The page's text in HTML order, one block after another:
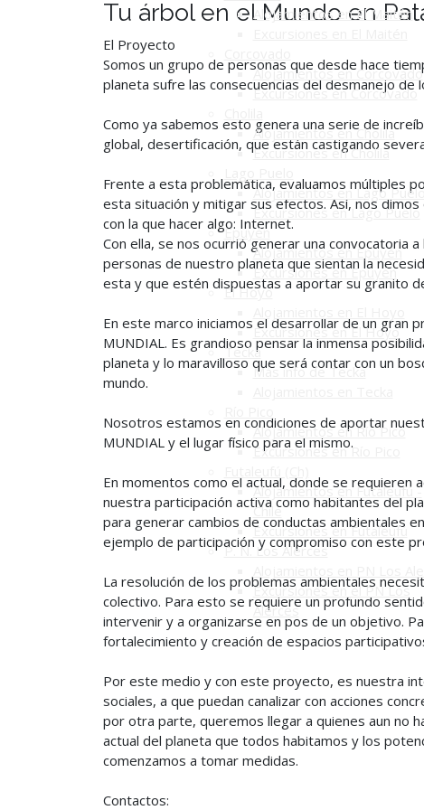
Alojamientos en El Maitén
Alojamientos en Corcovado
Excursiones en Corcovado
Alojamientos en Cholila
Excursiones en Cholila
Alojamientos en Lago Puelo
Excursiones en Lago Puelo
Epuyén
Alojamientos en Epuyén
Excursiones en Epuyén
El Hoyo
Excursiones en El Hoyo
Tecka
Más info de Tecka
Alojamientos en Río Pico
Excursiones en Río Pico
Alojamientos en Futaleufú -
Chile
Excursiones en Futaleufú
P. N. Los Alerces
Excursiones en el PN Los
Alerces
Tu árbol en el Mundo en
El Proyecto
Somos un grupo de personas que desde hace
planeta sufre las consecuencias del desmanejo de
Como ya sabemos esto genera una serie de
global, desertificación, que están castigando
Frente a esta problemática, evaluamos múltiples
esta situación y mitigar sus efectos. Así, nos
con la que hacer algo: Internet.
Con ella, se nos ocurrió generar una convocatoria
personas de nuestro planeta que sientan la
esta y que estén dispuestas a aportar su granito
En este marco iniciamos el desarrollar de un gran
MUNDIAL. Es grandioso pensar la inmensa
planeta y lo maravilloso que será contar con un
mundo.
Nosotros estamos en condiciones de aportar
MUNDIAL y el lugar físico para el mismo.
En momentos como el actual, donde se requieren
nuestra participación activa como habitantes del
para generar cambios de conductas ambientales
ejemplo de participación y compromiso con este
La resolución de los problemas ambientales
colectivo. Para esto se requiere un profundo
intervenir y a organizarse en pos de un objetivo.
fortalecimiento y creación de espacios
Por este medio y con este proyecto, es nuestra
sociales, a que puedan canalizar con acciones
por otra parte, queremos llegar a quienes aun no
actual del planeta que todos habitamos y los
comenzamos a tomar medidas.
Contactos: